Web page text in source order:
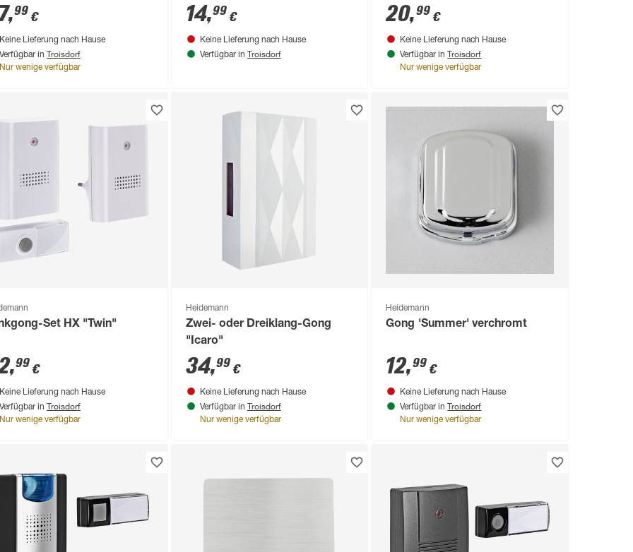
,99 €
Keine Lieferung nach Hause
Verfügbar in Troisdorf
Nur wenige verfügbar
14,99€
Keine Lieferung nach Hause
Verfügbar in Troisdorf
20,99 €
Keine Lieferung nach Hause
Verfügbar in Troisdorf
Nur wenige verfügbar
Set HX "Twin"
,99 €
Keine Lieferung nach Hause
Verfügbar in Troisdorf
Nur wenige verfügbar
Heidemann
Zwei- oder Dreiklang-Gong
"Icaro"
34,99€
Keine Lieferung nach Hause
Verfügbar in Troisdorf
Nur wenige verfügbar
Heidemann
Gong 'Summer' verchromt
12,99 €
Keine Lieferung nach Hause
Verfügbar in Troisdorf
Nur wenige verfügbar